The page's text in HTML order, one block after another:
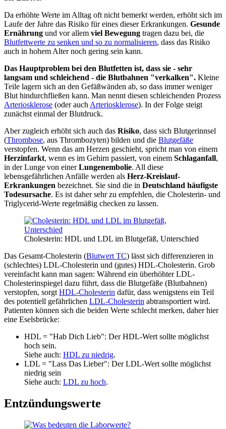
Da erhöhte Werte im Alltag oft nicht bemerkt werden, erhöht sich im
Laufe der Jahre das Risiko für eines dieser Erkrankungen. Gesunde
Ernährung und vor allem viel Bewegung tragen dazu bei, die
Blutfettwerte zu senken und so zu normalisieren, dass das Risiko
auch in hohem Alter noch gering sein kann.
Das Hauptproblem bei den Blutfetten ist, dass sie - sehr
langsam und schleichend - die Blutbahnen "verkalken". Kleine
Teile lagern sich an den Gefäßwänden ab, so dass immer weniger
Blut hindurchfließen kann. Man nennt diesen schleichenden Prozess
Arteriosklerose (oder auch Arteriosklerose). In der Folge steigt
zunächst einmal der Blutdruck.
Aber zugleich erhöht sich auch das Risiko, dass sich Blutgerinnsel
(Thrombose, aus Thrombozyten) bilden und die Blutgefäße
verstopfen. Wenn das am Herzen geschieht, spricht man von einem
Herzinfarkt, wenn es im Gehirn passiert, von einem Schlaganfall,
in der Lunge von einerLungenembolie. All diese
lebensgefährlichen Anfälle werden als Herz-Kreislauf-
Erkrankungen bezeichnet. Sie sind die in Deutschland häufigste
Todesursache. Es ist daher sehr zu empfehlen, die Cholesterin- und
Triglycerid-Werte regelmäßig checken zu lassen.
Cholesterin: HDL und LDL im Blutgefäß, Unterschied
Das Gesamt-Cholesterin (Blutwert TC) lässt sich differenzieren in
(schlechtes) LDL-Cholesterin und (gutes) HDL-Cholesterin. Grob
vereinfacht kann man sagen: Während ein überhöhter LDL-
Cholesterinspiegel dazu führt, dass die Blutgefäße (Blutbahnen)
verstopfen, sorgt HDL-Cholesterin dafür, dass wenigstens ein Teil
des potentiell gefährlichen LDL-Cholesterin abtransportiert wird.
Patienten können sich die beiden Werte schlecht merken, daher hier
eine Eselsbrücke:
HDL = "Hab Dich Lieb": Der HDL-Wert sollte möglichst
hoch sein.
Siehe auch: HDL zu niedrig.
LDL = "Lass Das Lieber": Der LDL-Wert sollte möglichst
niedrig sein
Siehe auch: LDL zu hoch.
Entzündungswerte